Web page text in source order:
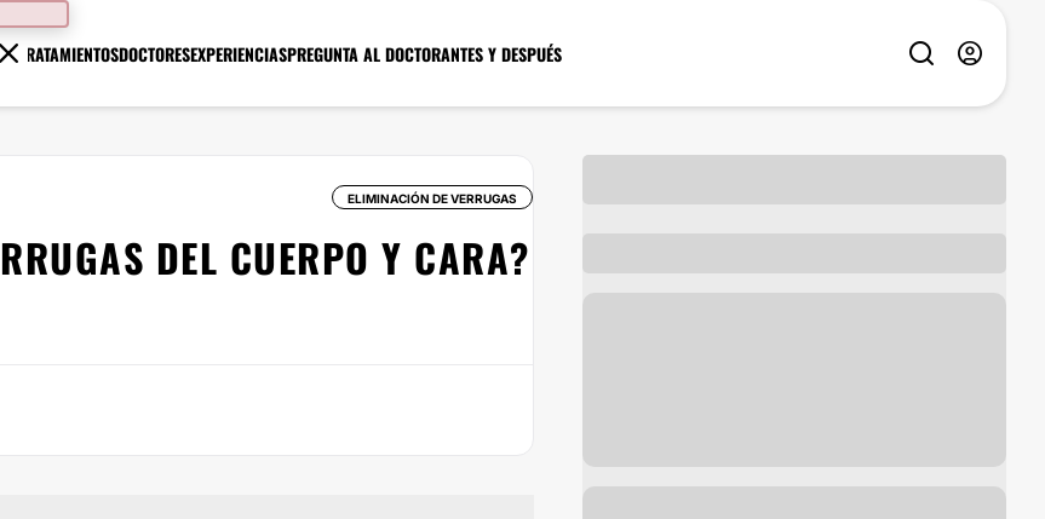
TRATAMIENTOSDOCTORESEXPERIENCIASPREGUNTA AL DOCTORANTES Y DESPUÉS
ELIMINACIÓN DE VERRUGAS
DEL CUERPO Y CARA?